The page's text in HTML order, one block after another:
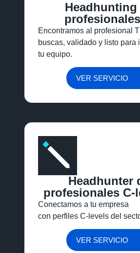
Headhunting
Encontramos al profesional
buscas, validado y listo para
tu equipo.
VER SERVICIO
Headhunter
profesionales C-
Conectamos a tu empresa
con perfiles C- levels del
VER SERVICIO